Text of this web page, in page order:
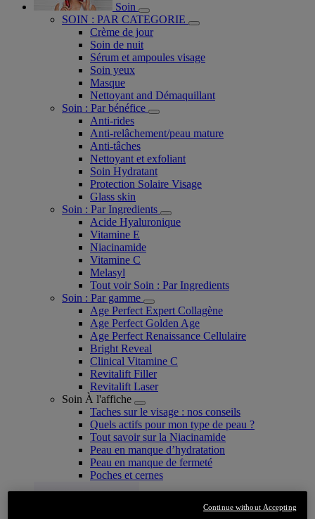
Soin
SOIN : PAR CATEGORIE
Crème de jour
Soin de nuit
Sérum et ampoules visage
Soin yeux
Masque
Nettoyant and Démaquillant
Soin : Par bénéfice
Anti-rides
Anti-relâchement/peau mature
Anti-tâches
Nettoyant et exfoliant
Soin Hydratant
Protection Solaire Visage
Glass skin
Soin : Par Ingredients
Acide Hyaluronique
Vitamine E
Niacinamide
Vitamine C
Melasyl
Tout voir Soin : Par Ingredients
Soin : Par gamme
Age Perfect Expert Collagène
Age Perfect Golden Age
Age Perfect Renaissance Cellulaire
Bright Reveal
Clinical Vitamine C
Revitalift Filler
Revitalift Laser
Soin À l'affiche
Taches sur le visage : nos conseils
Quels actifs pour mon type de peau ?
Tout savoir sur la Niacinamide​
Peau en manque d’hydratation
Peau en manque de fermeté
Poches et cernes
Continue without Accepting